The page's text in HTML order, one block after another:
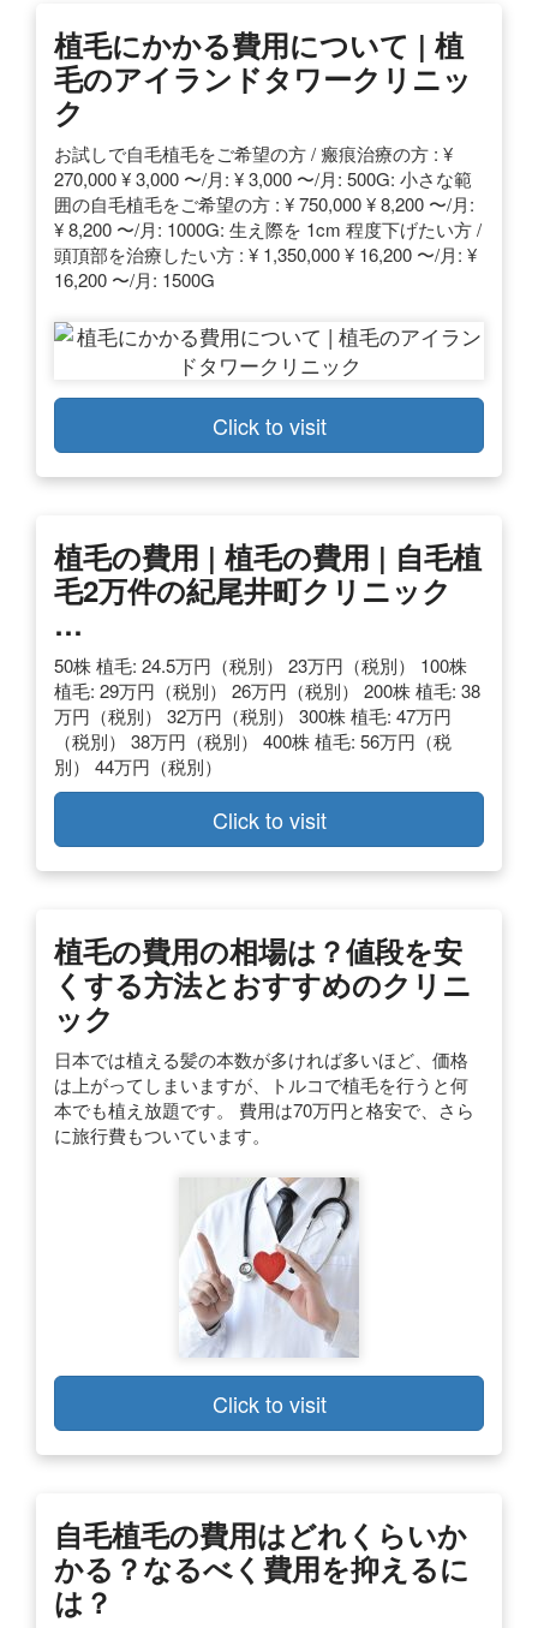
植毛にかかる費用について | 植
毛のアイランドタワークリニッ
ク
お試しで自毛植毛をご希望の方 / 瘢痕治療の方 : ¥
270,000 ¥ 3,000 〜/月: ¥ 3,000 〜/月: 500G: 小さな範
囲の自毛植毛をご希望の方 : ¥ 750,000 ¥ 8,200 〜/月:
¥ 8,200 〜/月: 1000G: 生え際を 1cm 程度下げたい方 /
頭頂部を治療したい方 : ¥ 1,350,000 ¥ 16,200 〜/月: ¥
16,200 〜/月: 1500G
Click to visit
植毛の費用 | 植毛の費用 | 自毛植
毛2万件の紀尾井町クリニック
…
50株 植毛: 24.5万円（税別） 23万円（税別） 100株
植毛: 29万円（税別） 26万円（税別） 200株 植毛: 38
万円（税別） 32万円（税別） 300株 植毛: 47万円
（税別） 38万円（税別） 400株 植毛: 56万円（税
別） 44万円（税別）
Click to visit
植毛の費用の相場は？値段を安
くする方法とおすすめのクリニ
ック
日本では植える髪の本数が多ければ多いほど、価格
は上がってしまいますが、トルコで植毛を行うと何
本でも植え放題です。 費用は70万円と格安で、さら
に旅行費もついています。
Click to visit
自毛植毛の費用はどれくらいか
かる？なるべく費用を抑えるに
は？